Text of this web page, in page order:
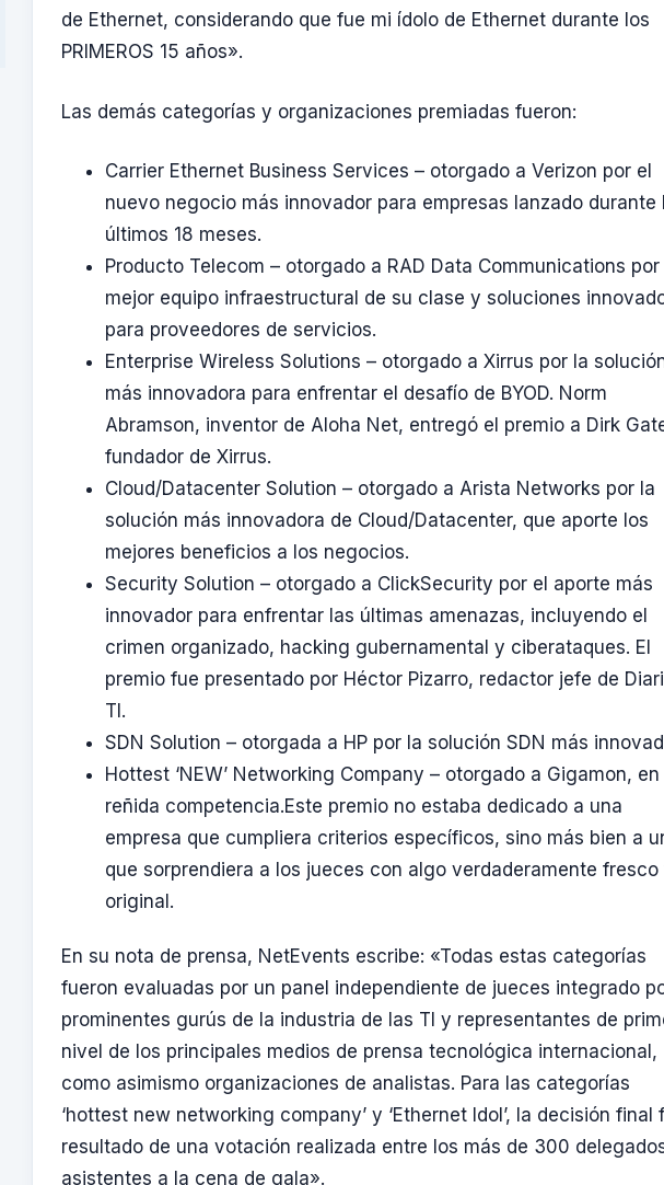
de Ethernet, considerando que fue mi ídolo de Ethernet durante los
PRIMEROS 15 años».
Las demás categorías y organizaciones premiadas fueron:
Carrier Ethernet Business Services – otorgado a Verizon por el
nuevo negocio más innovador para empresas lanzado durante
últimos 18 meses.
Producto Telecom – otorgado a RAD Data Communications por
mejor equipo infraestructural de su clase y soluciones
para proveedores de servicios.
Enterprise Wireless Solutions – otorgado a Xirrus por la
más innovadora para enfrentar el desafío de BYOD. Norm
Abramson, inventor de Aloha Net, entregó el premio a Dirk
fundador de Xirrus.
Cloud/Datacenter Solution – otorgado a Arista Networks por la
solución más innovadora de Cloud/Datacenter, que aporte los
mejores beneficios a los negocios.
Security Solution – otorgado a ClickSecurity por el aporte más
innovador para enfrentar las últimas amenazas, incluyendo el
crimen organizado, hacking gubernamental y ciberataques. El
premio fue presentado por Héctor Pizarro, redactor jefe de
TI.
SDN Solution – otorgada a HP por la solución SDN más
Hottest ‘NEW’ Networking Company – otorgado a Gigamon, en
reñida competencia.Este premio no estaba dedicado a una
empresa que cumpliera criterios específicos, sino más bien a
que sorprendiera a los jueces con algo verdaderamente fresco
original.
En su nota de prensa, NetEvents escribe: «Todas estas categorías
fueron evaluadas por un panel independiente de jueces integrado
prominentes gurús de la industria de las TI y representantes de
nivel de los principales medios de prensa tecnológica internacional,
como asimismo organizaciones de analistas. Para las categorías
‘hottest new networking company’ y ‘Ethernet Idol’, la decisión final
resultado de una votación realizada entre los más de 300
asistentes a la cena de gala».